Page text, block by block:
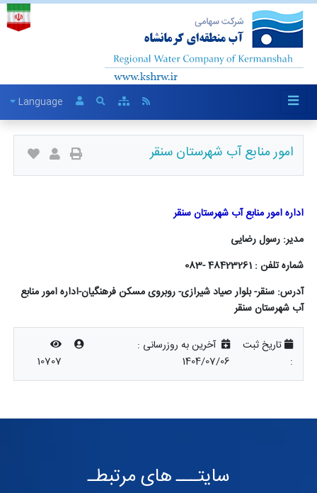
Language
امور منابع آب شهرستان سنقر
اداره امور منابع آب شهرستان سنقر
مدیر: رسول رضایی
شماره تلفن : 48423261 -083
آدرس: سنقر- بلوار صیاد شیرازی- روبروی مسکن فرهنگیان-اداره امور منابع
آب شهرستان سنقر
تاریخ ثبت
:
آخرین به روزرسانی :
1404/07/06
10707
سایتـــ های مرتبطـ